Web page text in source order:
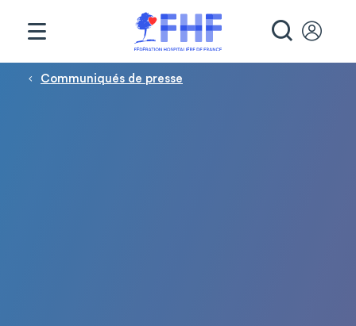
Fil d'Ariane
Communiqués de presse
Panneau de gestion des cookies